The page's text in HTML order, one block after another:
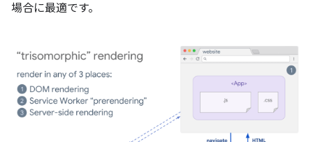
場合に最適です。